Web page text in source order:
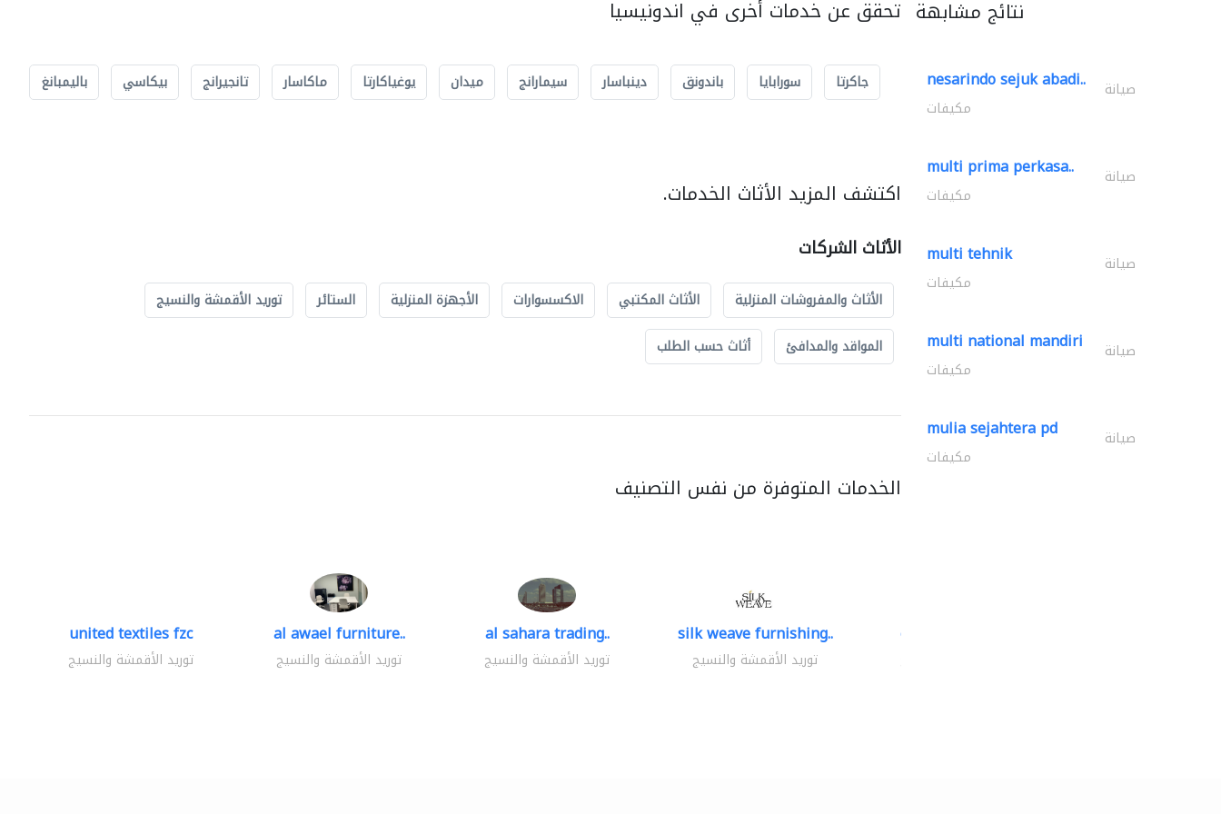
تحقق عن خدمات أخرى في اندونيسيا
جاكرتا سورابايا باندونق دينباسار سيمارانج ميدان يوغياكارتا ماكاسار تانجيرانج بيكاسي باليمبانغ
اكتشف المزيد الأثاث الخدمات.
الأثاث الشركات
الأثاث والمفروشات المنزلية الأثاث المكتبي الاكسسوارات الأجهزة المنزلية الستائر
توريد الأقمشة والنسيج
المواقد والمدافئ
أثاث حسب الطلب
الخدمات المتوفرة من نفس التصنيف
united textiles fzc
توريد الأقمشة والنسيج
al awael furniture..
توريد الأقمشة والنسيج
al sahara trading..
توريد الأقمشة والنسيج
silk weave furnishing..
توريد الأقمشة والنسيج
chrysels decore llc
نتائج مشابهة
nesarindo sejuk abadi.. صيانة
مكيفات
multi prima perkasa.. صيانة
مكيفات
multi tehnik صيانة
مكيفات
multi national mandiri صيانة
مكيفات
mulia sejahtera pd صيانة
مكيفات